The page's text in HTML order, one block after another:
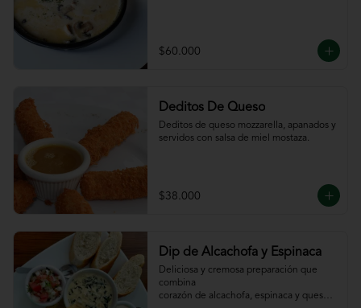
$60.000
Deditos De Queso
Deditos de queso mozzarella, apanados y
servidos con salsa de miel mostaza.
$38.000
Dip de Alcachofa y Espinaca
Deliciosa y cremosa preparación que
combina
corazón de alcachofa, espinaca y queso,